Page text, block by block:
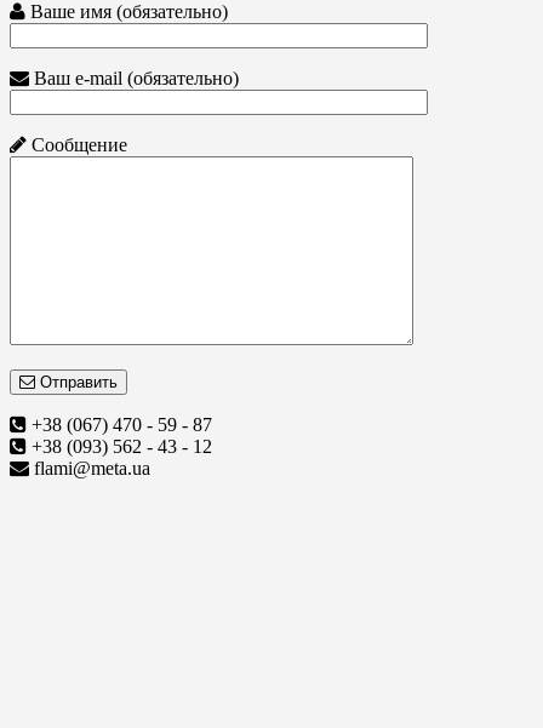
Ваше имя (обязательно)
Ваш e-mail (обязательно)
Сообщение
Отправить
+38 (067) 470 - 59 - 87
+38 (093) 562 - 43 - 12
flami@meta.ua